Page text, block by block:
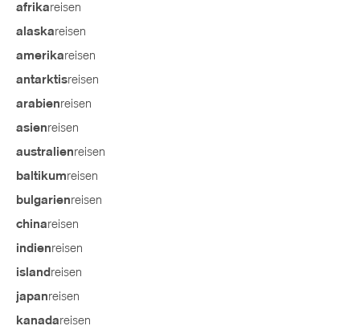
afrikareisen
alaskareisen
amerikareisen
antarktisreisen
arabienreisen
asienreisen
australienreisen
baltikumreisen
bulgarienreisen
chinareisen
indienreisen
island reisen
japanreisen
kanadareisen